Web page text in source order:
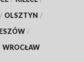
/ OLSZTYN /
/
WROCŁAW